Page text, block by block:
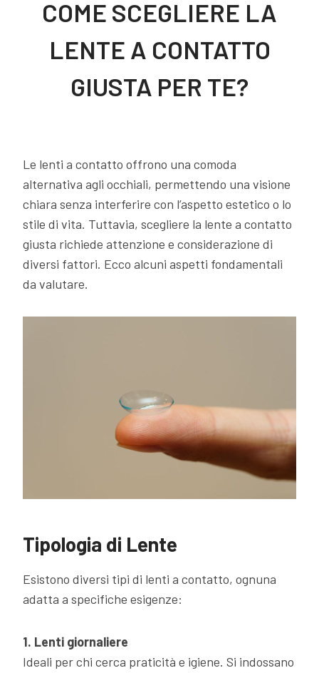
COME SCEGLIERE LA
LENTE A CONTATTO
GIUSTA PER TE?
Le lenti a contatto offrono una comoda
alternativa agli occhiali, permettendo una visione
chiara senza interferire con l’aspetto estetico o lo
stile di vita. Tuttavia, scegliere la lente a contatto
giusta richiede attenzione e considerazione di
diversi fattori. Ecco alcuni aspetti fondamentali
da valutare.
Tipologia di Lente
Esistono diversi tipi di lenti a contatto, ognuna
adatta a specifiche esigenze:
1. Lenti giornaliere
Ideali per chi cerca praticità e igiene. Si indossano